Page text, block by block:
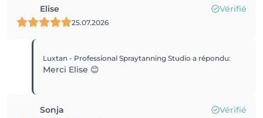
Elise Vérifié
25.07.2026
Luxtan - Professional Spraytanning Studioa répondu:
Merci Elise 😊
Sonja Vérifié